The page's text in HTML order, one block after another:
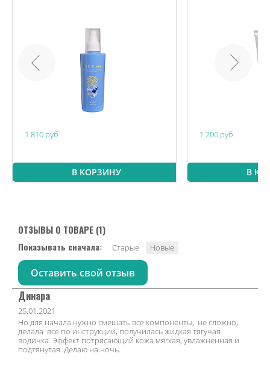
1 810 руб
В КОРЗИНУ
1 200 руб
В
ОТЗЫВЫ О ТОВАРЕ (1)
Показывать сначала: Старые Новые
Оставить свой отзыв
Динара
25.01.2021
Но для начала нужно смешать все компоненты, не сложно,
делала все по инструкции, получилась жидкая тягучая
водичка. Эффект потрясающий кожа мягкая, увлажненная и
подтянутая. Делаю на ночь.